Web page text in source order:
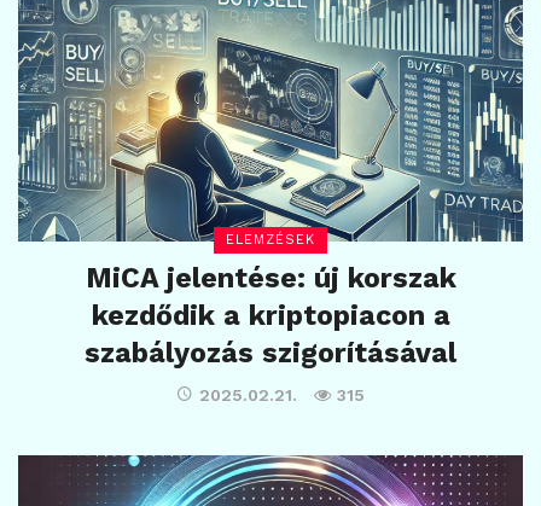
ELEMZÉSEK
MiCA jelentése: új korszak
kezdődik a kriptopiacon a
szabályozás szigorításával
2025.02.21. 315